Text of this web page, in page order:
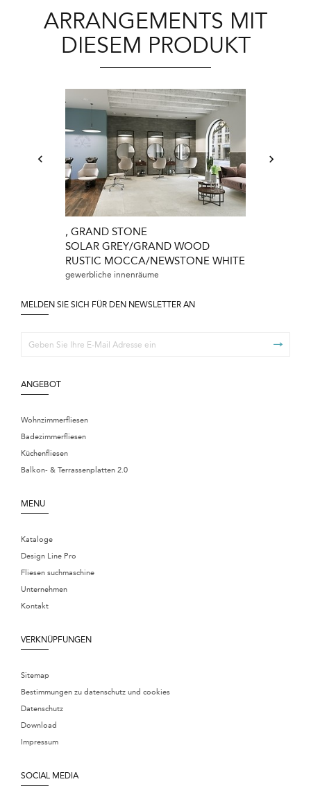
ARRANGEMENTS MIT
DIESEM PRODUKT
, GRAND STONE
SOLAR GREY/GRAND WOOD
RUSTIC MOCCA/NEWSTONE WHITE
gewerbliche innenräume
MELDEN SIE SICH FÜR DEN NEWSLETTER AN
ANGEBOT
Wohnzimmerfliesen
Badezimmerfliesen
Küchenfliesen
Balkon- & Terrassenplatten 2.0
MENU
Kataloge
Design Line Pro
Fliesen suchmaschine
Unternehmen
Kontakt
VERKNÜPFUNGEN
Sitemap
Bestimmungen zu datenschutz und cookies
Datenschutz
Download
Impressum
SOCIAL MEDIA